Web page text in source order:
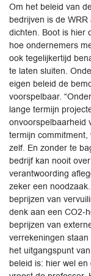
Om het beleid van
bedrijven is de
dichten. Boot is hier
hoe ondernemers
ook tegelijkertijd
te laten sluiten.
eigen beleid de
voorspelbaar.
lange termijn
onvoorspelbaarheid
termijn
zelf. En zonder te
bedrijf kan nooit
verantwoording
zeker een
beprijzen van
denk aan een CO2-
beprijzen van
verrekeningen
het uitgangspunt
beleid is: hier wel